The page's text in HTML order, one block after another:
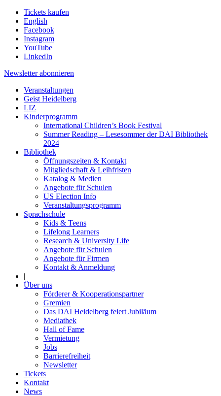
Tickets kaufen
English
Facebook
Instagram
YouTube
LinkedIn
Newsletter abonnieren
Veranstaltungen
Geist Heidelberg
LIZ
Kinderprogramm
International Children’s Book Festival
Summer Reading – Lesesommer der DAI Bibliothek
2024
Bibliothek
Öffnungszeiten & Kontakt
Mitgliedschaft & Leihfristen
Katalog & Medien
Angebote für Schulen
US Election Info
Veranstaltungsprogramm
Sprachschule
Kids & Teens
Lifelong Learners
Research & University Life
Angebote für Schulen
Angebote für Firmen
Kontakt & Anmeldung
|
Über uns
Förderer & Kooperationspartner
Gremien
Das DAI Heidelberg feiert Jubiläum
Mediathek
Hall of Fame
Vermietung
Jobs
Barrierefreiheit
Newsletter
Tickets
Kontakt
News